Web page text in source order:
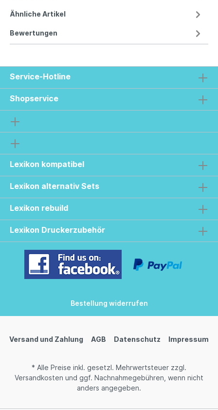
Ähnliche Artikel
Bewertungen
Service-Hotline
Shopservice
Lexikon kompatibel
Lexikon alternativ Sets
Lexikon rebuild
Lexikon Druckerzubehör
Bestellung widerrufen
Versand und Zahlung AGB Datenschutz Impressum
* Alle Preise inkl. gesetzl. Mehrwertsteuer zzgl.
Versandkosten und ggf. Nachnahmegebühren, wenn nicht
anders angegeben.